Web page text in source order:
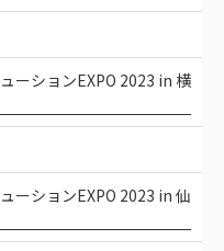
ーションEXPO 2023 in 横
ーションEXPO 2023 in 仙